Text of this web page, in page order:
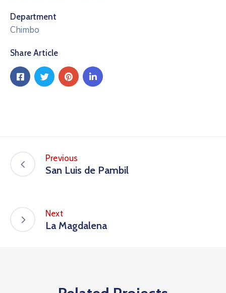
Transparencia
Department
Chimbo
Share Article
Previous
San Luis de Pambil
Next
La Magdalena